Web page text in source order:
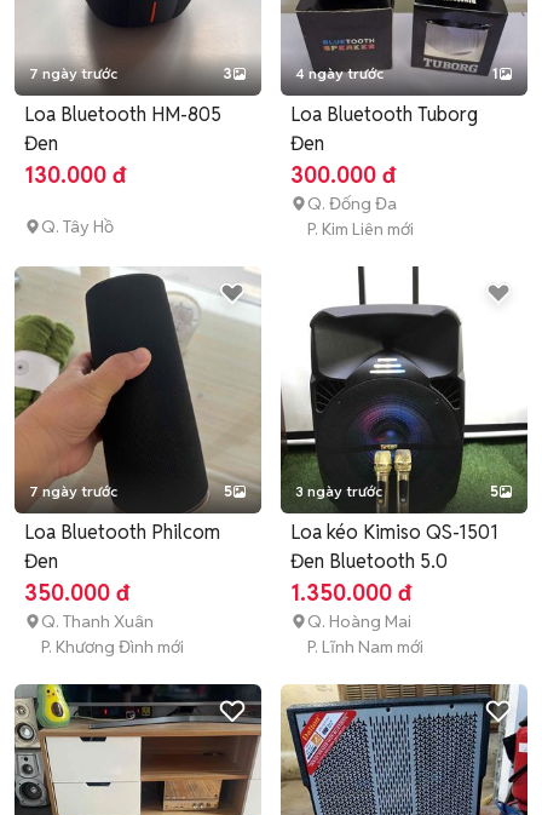
7 ngày trước 3
Loa Bluetooth HM-805
Đen
130.000 đ
Q. Tây Hồ
4 ngày trước 1
Loa Bluetooth Tuborg
Đen
300.000 đ
Q. Đống Đa
P. Kim Liên mới
7 ngày trước 5
Loa Bluetooth Philcom
Đen
350.000 đ
Q. Thanh Xuân
P. Khương Đình mới
3 ngày trước 5
Loa kéo Kimiso QS-1501
Đen Bluetooth 5.0
1.350.000 đ
Q. Hoàng Mai
P. Lĩnh Nam mới